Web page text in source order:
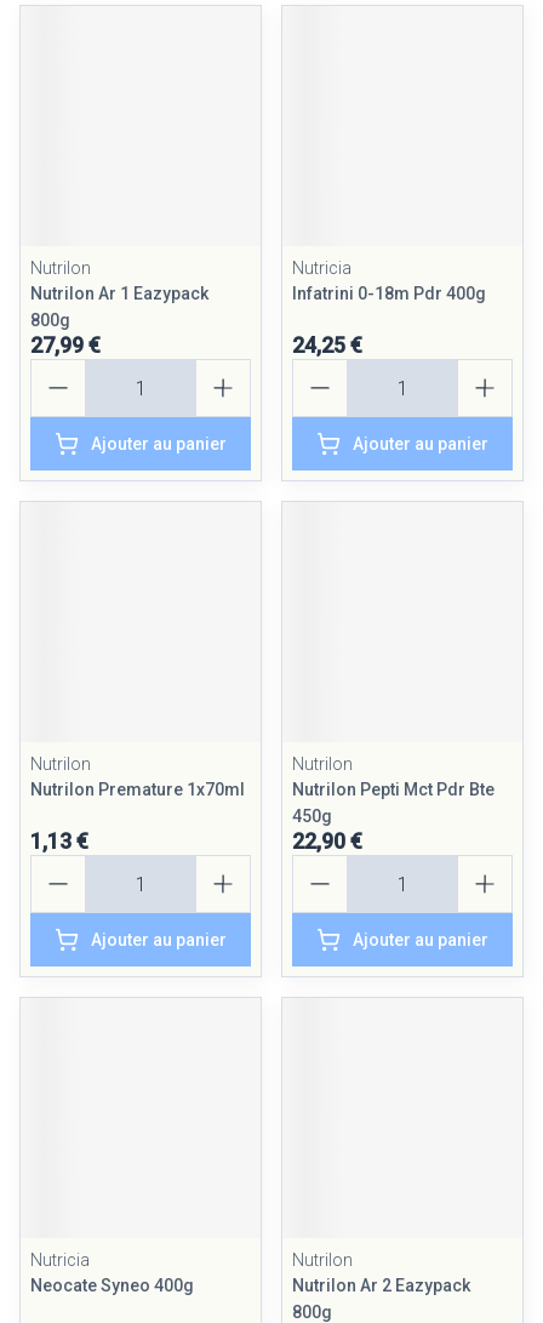
Nutrilon
Nutrilon Ar 1 Eazypack
800g
27,99 €
Ajouter au panier
Nutricia
Infatrini 0-18m Pdr 400g
24,25 €
Ajouter au panier
Nutrilon
Nutrilon Premature 1x70ml
1,13 €
Ajouter au panier
Nutrilon
Nutrilon Pepti Mct Pdr Bte
450g
22,90 €
Ajouter au panier
Nutricia
Neocate Syneo 400g
Nutrilon
Nutrilon Ar 2 Eazypack
800g